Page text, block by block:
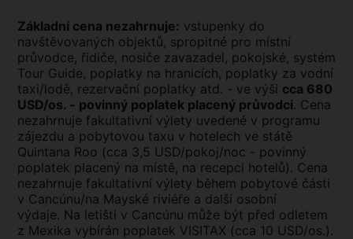
Základní cena nezahrnuje: vstupenky do
navštěvovaných objektů, spropitné pro místní
průvodce, řidiče, nosiče zavazadel, pokojské, systém
Tour Guide, poplatky na hranicích, poplatky za vodní
taxi/lodě, rezervační poplatky atd. - ve výši cca 680
USD/os. - povinný poplatek placený průvodci. Cena
nezahrnuje fakultativní výlety uvedené v programu
zájezdu a pobytovou taxu v hotelech ve státě
Quintana Roo (cca 3,5 USD/pokoj/noc - povinný
poplatek placený na místě, na recepci hotelů). Cena
nezahrnuje fakultativní výlety během pobytové části
v Cancúnu/na Mayské riviéře a další osobní
výdaje. Na letišti v Cancúnu může být před odletem
z Mexika vybírán poplatek VISITAX (cca 10 USD/os.).